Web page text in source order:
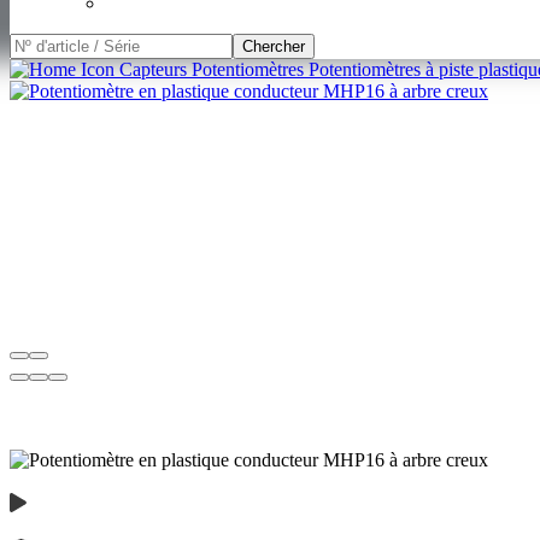
Chercher
CapteursPotentiomètresPotentiomètres à piste